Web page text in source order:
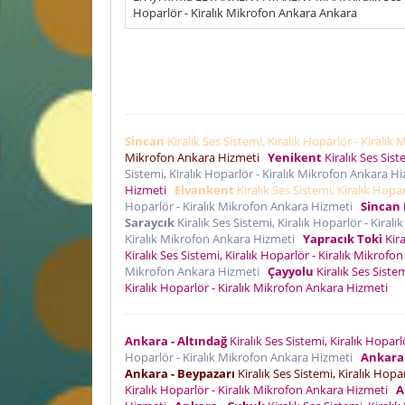
Hoparlör - Kiralık Mikrofon Ankara Ankara
Sincan Kiralık Ses Sistemi, Kiralık Hoparlör -
Mikrofon Ankara Hizmeti Yenikent Kiralık Ses
Sistemi, Kiralık Hoparlör - Kiralık Mikrofon Ankara
Hizmeti Elvankent Kiralık Ses Sistemi, Kiralık
Hoparlör - Kiralık Mikrofon Ankara Hizmeti Sincan
Saraycık Kiralık Ses Sistemi, Kiralık Hoparlör -
Kiralık Mikrofon Ankara Hizmeti Yapracık Toki
Kiralık Ses Sistemi, Kiralık Hoparlör - Kiralık
Mikrofon Ankara Hizmeti Çayyolu Kiralık Ses
Kiralık Hoparlör - Kiralık Mikrofon Ankara Hizmeti
Ankara - AltındağKiralık Ses Sistemi, Kiralık
Hoparlör - Kiralık Mikrofon Ankara Hizmeti
Ankara - Beypazarı Kiralık Ses Sistemi, Kiralık
Kiralık Hoparlör - Kiralık Mikrofon Ankara Hizmeti